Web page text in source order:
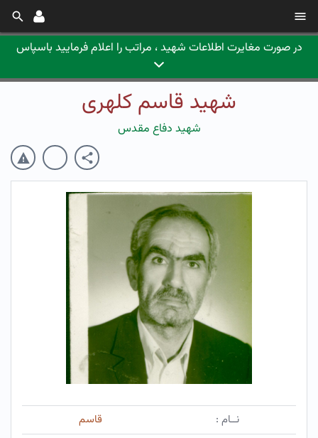
در صورت مغایرت اطلاعات شهید ، مراتب را اعلام فرمایید باسپاس
شهید قاسم کلهری
شهید دفاع مقدس
نــام :
قاسم